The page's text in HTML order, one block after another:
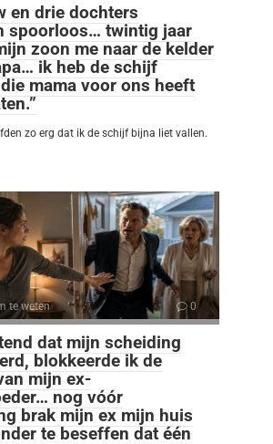
en drie dochters
spoorloos… twintig jaar
zoon me naar de kelder
ik heb de schijf
mama voor ons heeft
zo erg dat ik de schijf bijna liet vallen.
te weten 0
dat mijn scheiding
blokkeerde ik de
mijn ex-
nog vóór
brak mijn ex mijn huis
te beseffen dat één